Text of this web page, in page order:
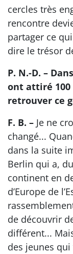
cercles très
rencontre
partager ce
dire le trésor
P. N.-D. –
ont attiré 100
retrouver ce
F. B. – Je ne
changé...
dans la suite
Berlin qui a,
continent en
d’Europe de
de découvrir
différent...
des jeunes